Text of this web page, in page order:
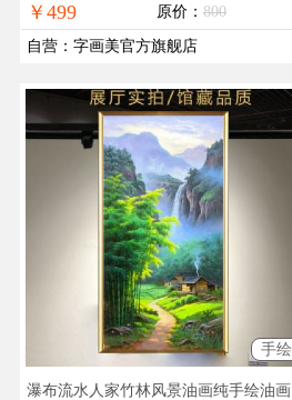
￥499 原价： 800
自营 ： 字画美官方旗舰店
手绘
瀑布流水人家竹林风景油画纯手绘油画